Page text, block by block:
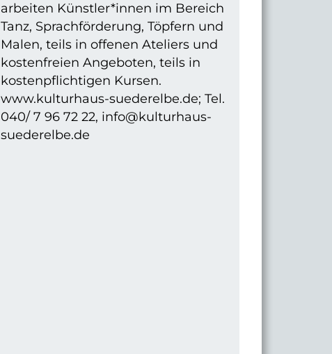
arbeiten Künstler*innen im Bereich
Tanz, Sprachförderung, Töpfern und
Malen, teils in offenen Ateliers und
kostenfreien Angeboten, teils in
kostenpflichtigen Kursen.
www.kulturhaus-suederelbe.de; Tel.
040/ 7 96 72 22, info@kulturhaus-
suederelbe.de